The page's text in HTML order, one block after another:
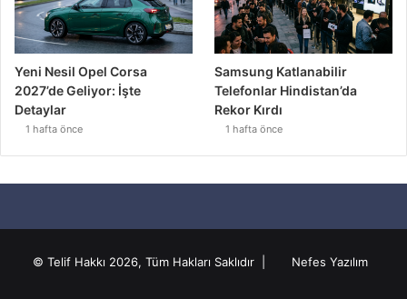
Yeni Nesil Opel Corsa
2027’de Geliyor: İşte
Detaylar
1 hafta önce
Samsung Katlanabilir
Telefonlar Hindistan’da
Rekor Kırdı
1 hafta önce
© Telif Hakkı 2026, Tüm Hakları Saklıdır | Nefes Yazılım